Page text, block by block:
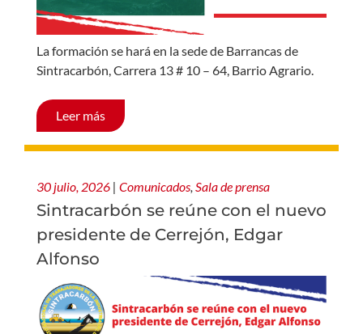
La formación se hará en la sede de Barrancas de
Sintracarbón, Carrera 13 # 10 – 64, Barrio Agrario.
Leer más
30 julio, 2026 | Comunicados, Sala de prensa
Sintracarbón se reúne con el nuevo
presidente de Cerrejón, Edgar
Alfonso